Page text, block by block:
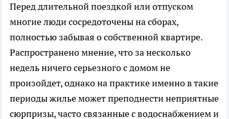
Перед длительной поездкой или отпуском
многие люди сосредоточены на сборах,
полностью забывая о собственной квартире.
Распространено мнение, что за несколько
недель ничего серьезного с домом не
произойдет, однако на практике именно в такие
периоды жилье может преподнести неприятные
сюрпризы, часто связанные с водоснабжением и